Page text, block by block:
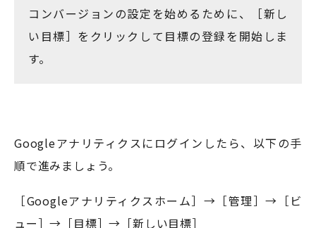
コンバージョンの設定を始めるために、［新し
い目標］をクリックして目標の登録を開始しま
す。
Googleアナリティクスにログインしたら、以下の手
順で進みましょう。
［Googleアナリティクスホーム］→［管理］→［ビ
ュー］→［目標］→［新しい目標］